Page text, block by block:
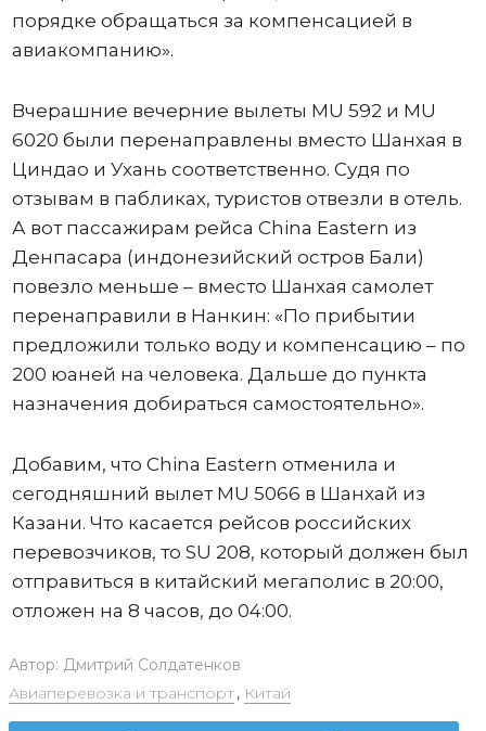
порядке обращаться за компенсацией в
авиакомпанию».
Вчерашние вечерние вылеты MU 592 и MU
6020 были перенаправлены вместо Шанхая в
Циндао и Ухань соответственно. Судя по
отзывам в пабликах, туристов отвезли в отель.
А вот пассажирам рейса China Eastern из
Денпасара (индонезийский остров Бали)
повезло меньше – вместо Шанхая самолет
перенаправили в Нанкин: «По прибытии
предложили только воду и компенсацию – по
200 юаней на человека. Дальше до пункта
назначения добираться самостоятельно».
Добавим, что China Eastern отменила и
сегодняшний вылет MU 5066 в Шанхай из
Казани. Что касается рейсов российских
перевозчиков, то SU 208, который должен был
отправиться в китайский мегаполис в 20:00,
отложен на 8 часов, до 04:00.
Автор: Дмитрий Солдатенков
Авиаперевозка и транспорт, Китай